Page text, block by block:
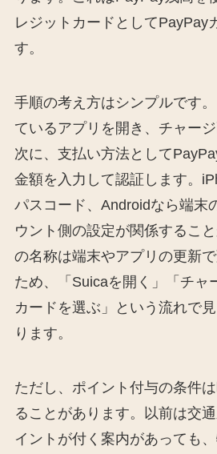
レジットカードとしてPayPay
す。
手順の考え方はシンプルです
ているアプリを開き、チャージ
次に、支払い方法として
金額を入力して認証します。
パスコード、Androidなら端末
ウント側の設定が関係するこ
の名称は端末やアプリの更新
ため、「Suicaを開く」「チャ
カードを選ぶ」という流れで
ります。
ただし、ポイント付与の条件
ることがあります。以前は交
イントが付く案内があっても